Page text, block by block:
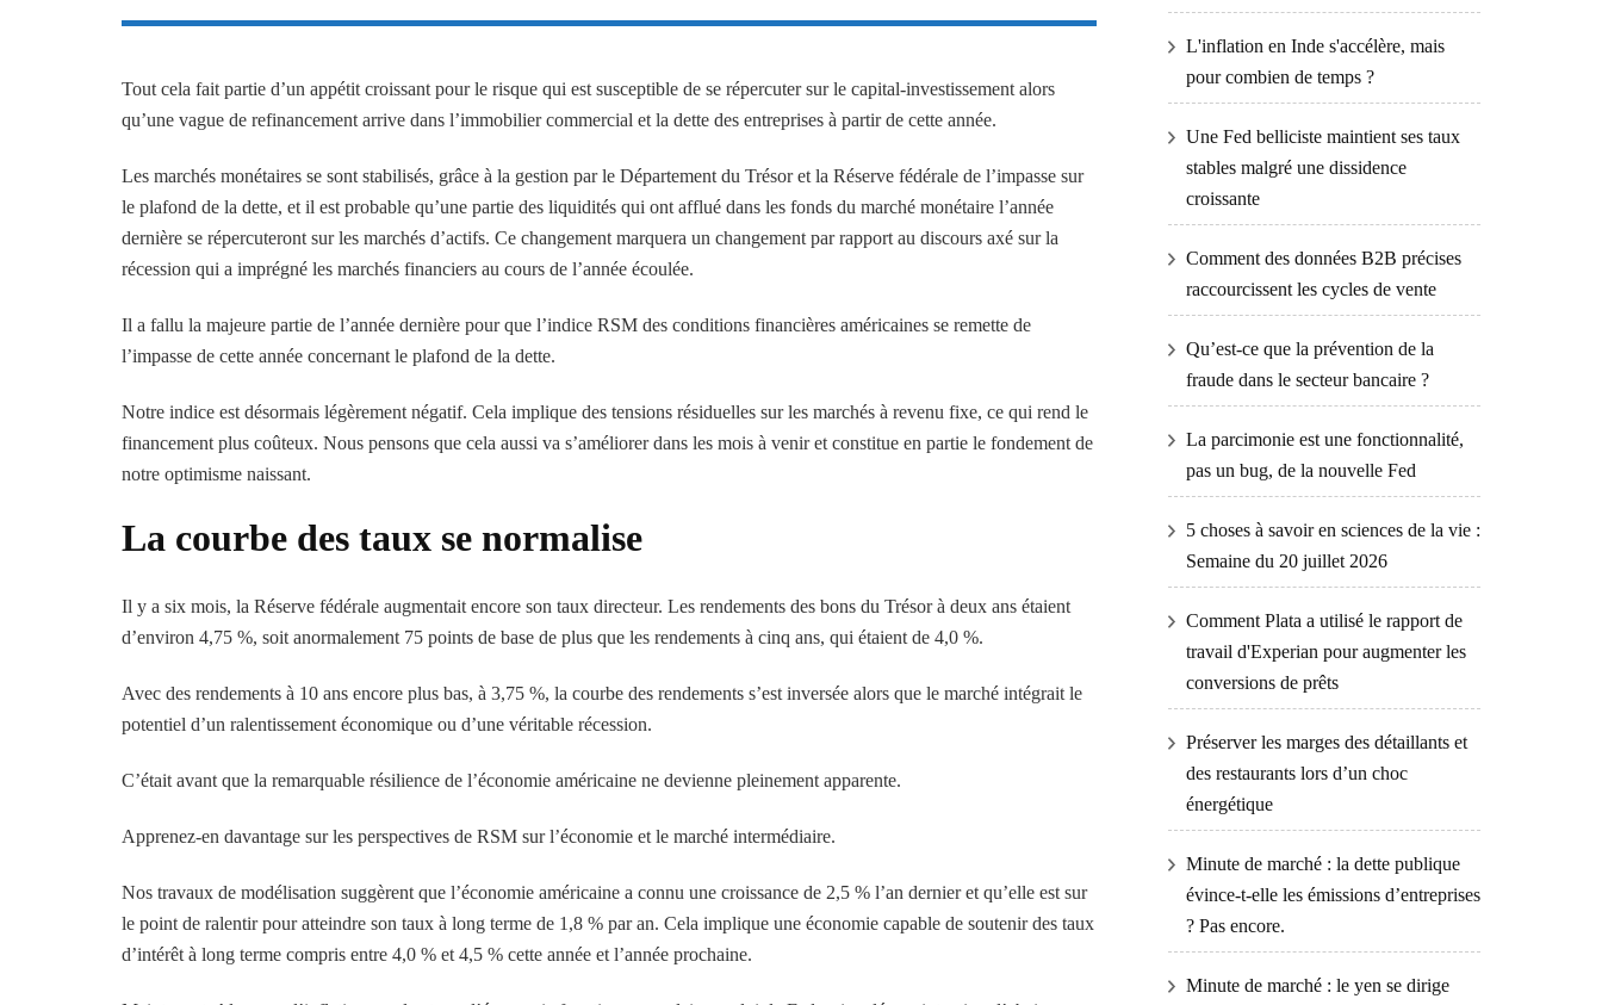
Tout cela fait partie d’un appétit croissant pour le risque qui est susceptible de se répercuter sur le capital-investissement alors
qu’une vague de refinancement arrive dans l’immobilier commercial et la dette des entreprises à partir de cette année.
Les marchés monétaires se sont stabilisés, grâce à la gestion par le Département du Trésor et la Réserve fédérale de l’impasse sur
le plafond de la dette, et il est probable qu’une partie des liquidités qui ont afflué dans les fonds du marché monétaire l’année
dernière se répercuteront sur les marchés d’actifs. Ce changement marquera un changement par rapport au discours axé sur la
récession qui a imprégné les marchés financiers au cours de l’année écoulée.
Il a fallu la majeure partie de l’année dernière pour que l’indice RSM des conditions financières américaines se remette de
l’impasse de cette année concernant le plafond de la dette.
Notre indice est désormais légèrement négatif. Cela implique des tensions résiduelles sur les marchés à revenu fixe, ce qui rend le
financement plus coûteux. Nous pensons que cela aussi va s’améliorer dans les mois à venir et constitue en partie le fondement de
notre optimisme naissant.
La courbe des taux se normalise
Il y a six mois, la Réserve fédérale augmentait encore son taux directeur. Les rendements des bons du Trésor à deux ans étaient
d’environ 4,75 %, soit anormalement 75 points de base de plus que les rendements à cinq ans, qui étaient de 4,0 %.
Avec des rendements à 10 ans encore plus bas, à 3,75 %, la courbe des rendements s’est inversée alors que le marché intégrait le
potentiel d’un ralentissement économique ou d’une véritable récession.
C’était avant que la remarquable résilience de l’économie américaine ne devienne pleinement apparente.
Apprenez-en davantage sur les perspectives de RSM sur l’économie et le marché intermédiaire.
Nos travaux de modélisation suggèrent que l’économie américaine a connu une croissance de 2,5 % l’an dernier et qu’elle est sur
le point de ralentir pour atteindre son taux à long terme de 1,8 % par an. Cela implique une économie capable de soutenir des taux
d’intérêt à long terme compris entre 4,0 % et 4,5 % cette année et l’année prochaine.
L'inflation en Inde s'accélère, mais
pour combien de temps ?
Une Fed belliciste maintient ses taux
stables malgré une dissidence
croissante
Comment des données B2B précises
raccourcissent les cycles de vente
Qu’est-ce que la prévention de la
fraude dans le secteur bancaire ?
La parcimonie est une fonctionnalité,
pas un bug, de la nouvelle Fed
5 choses à savoir en sciences de la vie :
Semaine du 20 juillet 2026
Comment Plata a utilisé le rapport de
travail d'Experian pour augmenter les
conversions de prêts
Préserver les marges des détaillants et
des restaurants lors d’un choc
énergétique
Minute de marché : la dette publique
évince-t-elle les émissions d’entreprises
? Pas encore.
Minute de marché : le yen se dirige